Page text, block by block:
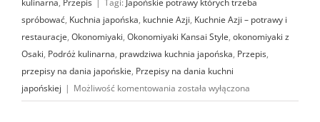
kulinarna, Przepis | Tagi: Japońskie potrawy których trzeba
spróbować, Kuchnia japońska, kuchnie Azji, Kuchnie Azji – potrawy i
restauracje, Okonomiyaki, Okonomiyaki Kansai Style, okonomiyaki z
Osaki, Podróż kulinarna, prawdziwa kuchnia japońska, Przepis,
przepisy na dania japońskie, Przepisy na dania kuchni
japońskiej | Możliwość komentowania Okonomiyaki
Kansai
została wyłączona